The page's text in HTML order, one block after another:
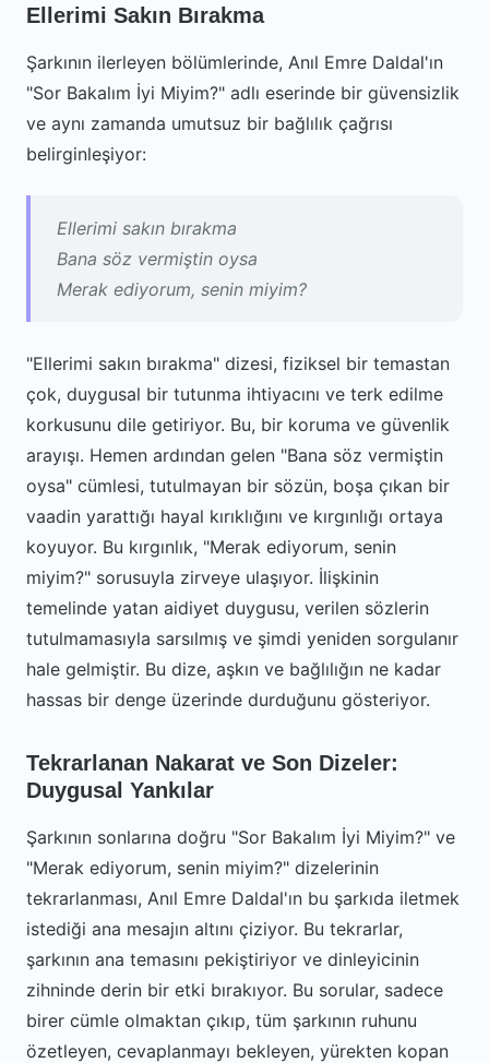
Ellerimi Sakın Bırakma
Şarkının ilerleyen bölümlerinde, Anıl Emre Daldal'ın
"Sor Bakalım İyi Miyim?" adlı eserinde bir güvensizlik
ve aynı zamanda umutsuz bir bağlılık çağrısı
belirginleşiyor:
Ellerimi sakın bırakma
Bana söz vermiştin oysa
Merak ediyorum, senin miyim?
"Ellerimi sakın bırakma" dizesi, fiziksel bir temastan
çok, duygusal bir tutunma ihtiyacını ve terk edilme
korkusunu dile getiriyor. Bu, bir koruma ve güvenlik
arayışı. Hemen ardından gelen "Bana söz vermiştin
oysa" cümlesi, tutulmayan bir sözün, boşa çıkan bir
vaadin yarattığı hayal kırıklığını ve kırgınlığı ortaya
koyuyor. Bu kırgınlık, "Merak ediyorum, senin
miyim?" sorusuyla zirveye ulaşıyor. İlişkinin
temelinde yatan aidiyet duygusu, verilen sözlerin
tutulmamasıyla sarsılmış ve şimdi yeniden sorgulanır
hale gelmiştir. Bu dize, aşkın ve bağlılığın ne kadar
hassas bir denge üzerinde durduğunu gösteriyor.
Tekrarlanan Nakarat ve Son Dizeler:
Duygusal Yankılar
Şarkının sonlarına doğru "Sor Bakalım İyi Miyim?" ve
"Merak ediyorum, senin miyim?" dizelerinin
tekrarlanması, Anıl Emre Daldal'ın bu şarkıda iletmek
istediği ana mesajın altını çiziyor. Bu tekrarlar,
şarkının ana temasını pekiştiriyor ve dinleyicinin
zihninde derin bir etki bırakıyor. Bu sorular, sadece
birer cümle olmaktan çıkıp, tüm şarkının ruhunu
özetleyen, cevaplanmayı bekleyen, yürekten kopan